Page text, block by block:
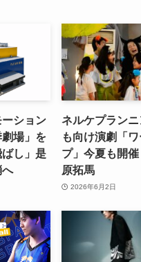
ション
場」を
し」是
へ
ネルケプラン
も向け演劇「
プ」今夏も開
原拓馬
2026年6月2日